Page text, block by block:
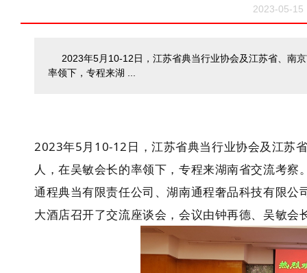
2023-05-
2023年5月10-12日，江苏省典当行业协会及江苏省、南
率领下，专程来湖 ...
2023年5月10-12日，江苏省典当行业协会及江苏
人，在吴敏会长的率领下，专程来湖南省交流考
通程典当有限责任公司、湖南通程奢品科技有限
大酒店召开了交流座谈会，会议由钟再德、吴敏会